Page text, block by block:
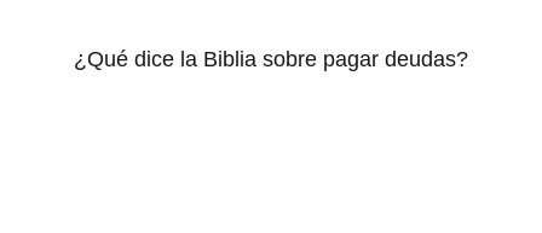
¿Qué dice la Biblia sobre pagar deudas?